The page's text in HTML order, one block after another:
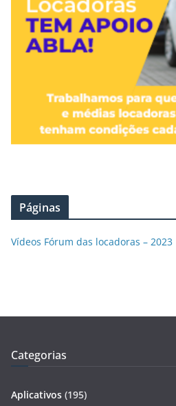
Páginas
Vídeos Fórum das locadoras – 2023
Categorias
Aplicativos (195)